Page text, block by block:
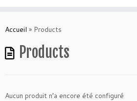
toAccueil » Products
Products
Aucun produit n’a encore été configuré